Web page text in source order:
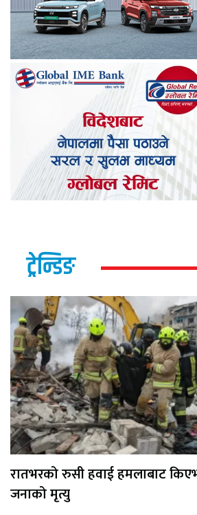
ट्रेन्डिङ
रातभरको रुसी हवाई हमलाबाट किएभ
जनाको मृत्यु